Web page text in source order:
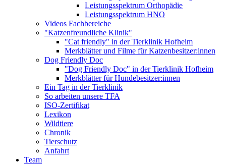
Leistungsspektrum Orthopädie
Leistungsspektrum HNO
Videos Fachbereiche
"Katzenfreundliche Klinik"
"Cat friendly" in der Tierklinik Hofheim
Merkblätter und Filme für Katzenbesitzer:innen
Dog Friendly Doc
"Dog Friendly Doc" in der Tierklinik Hofheim
Merkblätter für Hundebesitzer:innen
Ein Tag in der Tierklinik
So arbeiten unsere TFA
ISO-Zertifikat
Lexikon
Wildtiere
Chronik
Tierschutz
Anfahrt
Team